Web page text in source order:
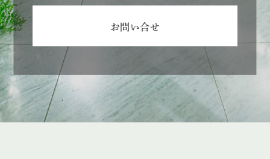
お問い合せ